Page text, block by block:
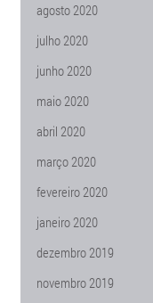
agosto 2020
julho 2020
junho 2020
maio 2020
abril 2020
março 2020
fevereiro 2020
janeiro 2020
dezembro 2019
novembro 2019